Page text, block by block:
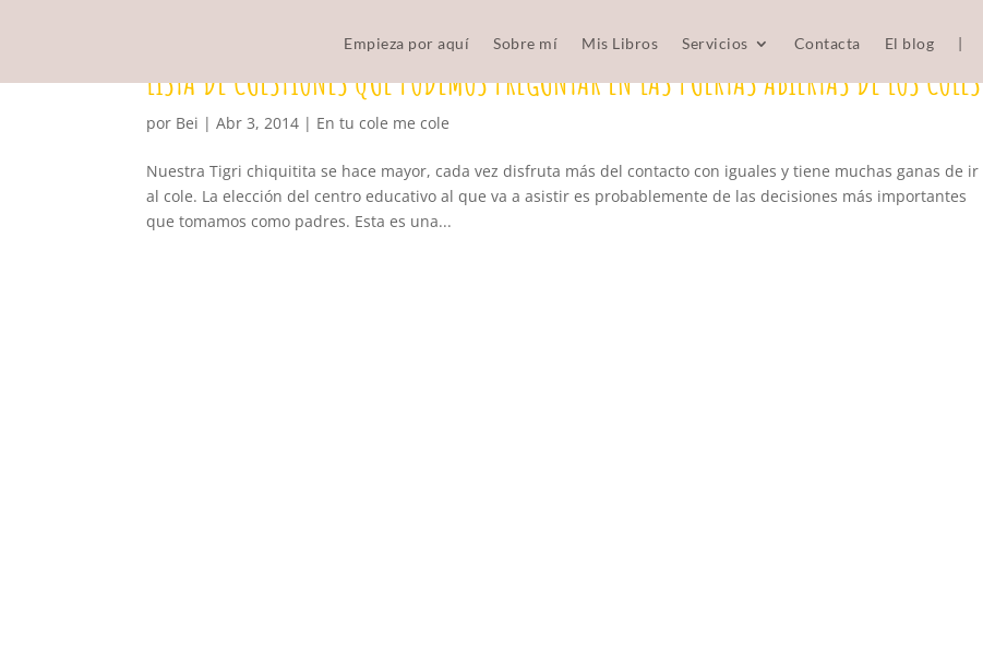
Empieza por aquí Sobre mí Mis Libros Servicios Contacta El blog |
LISTA DE CUESTIONES QUE PODEMOS PREGUNTAR EN LAS PUERTAS ABIERTAS DE LOS COLES
por Bei |Abr 3, 2014 | En tu cole me cole
Nuestra Tigri chiquitita se hace mayor, cada vez disfruta más del contacto con iguales y tiene muchas ganas de ir
al cole. La elección del centro educativo al que va a asistir es probablemente de las decisiones más importantes
que tomamos como padres. Esta es una...